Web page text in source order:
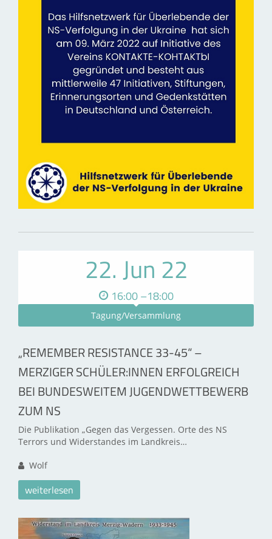
22. Jun 22
16:00 –18:00
Tagung/Versammlung
„REMEMBER RESISTANCE 33-45“ –
MERZIGER SCHÜLER:INNEN ERFOLGREICH
BEI BUNDESWEITEM JUGENDWETTBEWERB
ZUM NS
Die Publikation „Gegen das Vergessen. Orte des NS
Terrors und Widerstandes im Landkreis…
Wolf
weiterlesen